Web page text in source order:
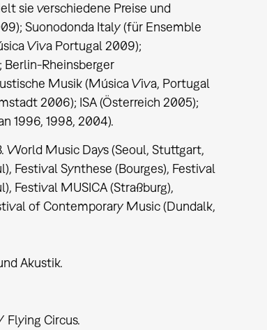
sie verschiedene Preise und
Suonodonda Italy (für Ensemble
Viva Portugal 2009);
Rheinsberger
Musik (Música Viva, Portugal
2006); ISA (Österreich 2005);
1996, 1998, 2004).
World Music Days (Seoul, Stuttgart,
Festival Synthese (Bourges), Festival
Festival MUSICA (Straßburg),
of Contemporary Music (Dundalk,
Akustik.
Circus.